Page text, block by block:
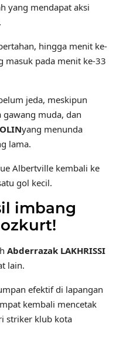
yang mendapat aksi
hingga menit ke-
masuk pada menit ke-33
jeda, meskipun
muda, dan
yang menunda
lama.
Albertville kembali ke
gol kecil.
imbang
Abderrazak LAKHRISSI
lain.
efektif di lapangan
kembali mencetak
striker klub kota